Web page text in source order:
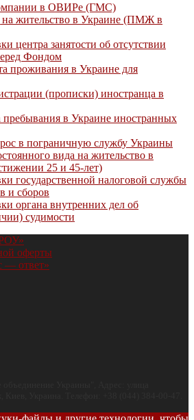
в ОВИРе (ГМС)
жительство в Украине (ПМЖ в
центра занятости об отсутствии
Фондом
проживания в Украине для
(прописки) иностранца в
пребывания в Украине иностранных
в пограничную службу Украины
вида на жительство в
25 и 45-лет)
государственной налоговой службы
и сборов
органа внутренних дел об
судимости
оферты
— ответ»